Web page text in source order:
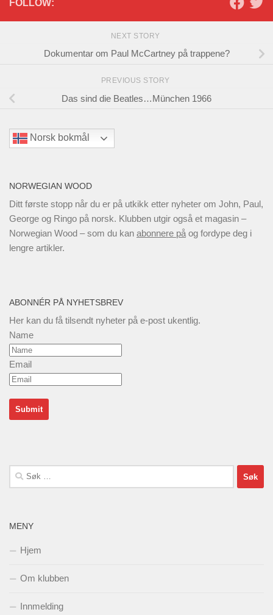
FOLLOW:
NEXT STORY
Dokumentar om Paul McCartney på trappene?
PREVIOUS STORY
Das sind die Beatles…München 1966
Norsk bokmål
NORWEGIAN WOOD
Ditt første stopp når du er på utkikk etter nyheter om John, Paul,
George og Ringo på norsk. Klubben utgir også et magasin –
Norwegian Wood – som du kan abonnere på og fordype deg i
lengre artikler.
ABONNÉR PÅ NYHETSBREV
Her kan du få tilsendt nyheter på e-post ukentlig.
Name
Email
Søk
etter:
MENY
Hjem
Om klubben
Innmelding